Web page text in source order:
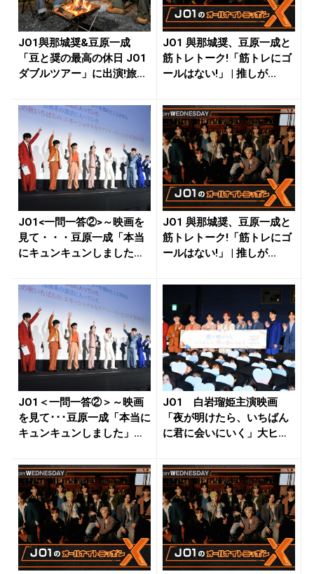
JO1與那城奨&豆原一成
「豆と奨の最高の休日 JO1
ダブルツアー」に出演!旅...
JO1 與那城奨、豆原一成と
筋トレトーク!「筋トレにゴ
ールはない!」 | 推しが...
JO1<一問一答②>～映画を
見て・・・豆原一成「本当
にキュンキュンしました」
JO1 與那城奨、豆原一成と
筋トレトーク!「筋トレにゴ
ールはない!」 | 推しが...
JO1＜一問一答②＞～映画
を見て･･･豆原一成「本当に
キュンキュンしました」～
JO1 白岩瑠姫主演映画
「夜が明けたら、いちばん
に君に会いにいく」大ヒッ